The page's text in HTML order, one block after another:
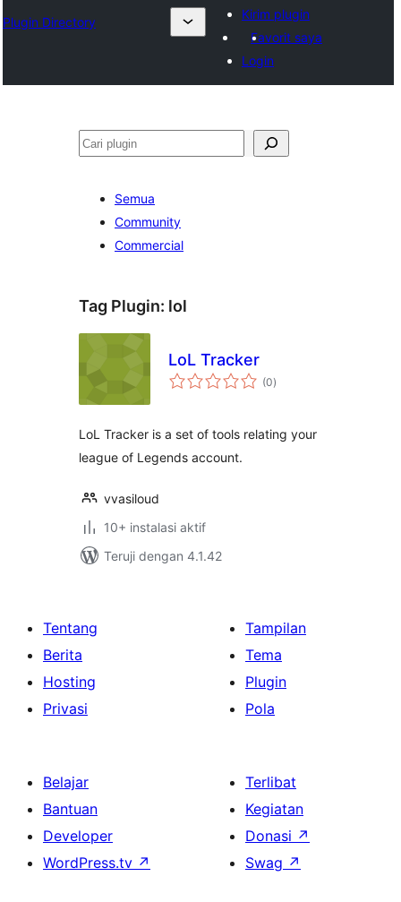
Plugin Directory
Kirim plugin
Favorit saya
Login
Cari
Semua
Community
Commercial
Tag Plugin: lol
LoL Tracker
(0total
rating
)
LoL Tracker is a set of tools relating your
league of Legends account.
vvasiloud
10+ instalasi aktif
Teruji dengan 4.1.42
Tentang
Berita
Hosting
Privasi
Tampilan
Tema
Plugin
Pola
Belajar
Bantuan
Developer
WordPress.tv ↗
Terlibat
Kegiatan
Donasi ↗
Swag ↗